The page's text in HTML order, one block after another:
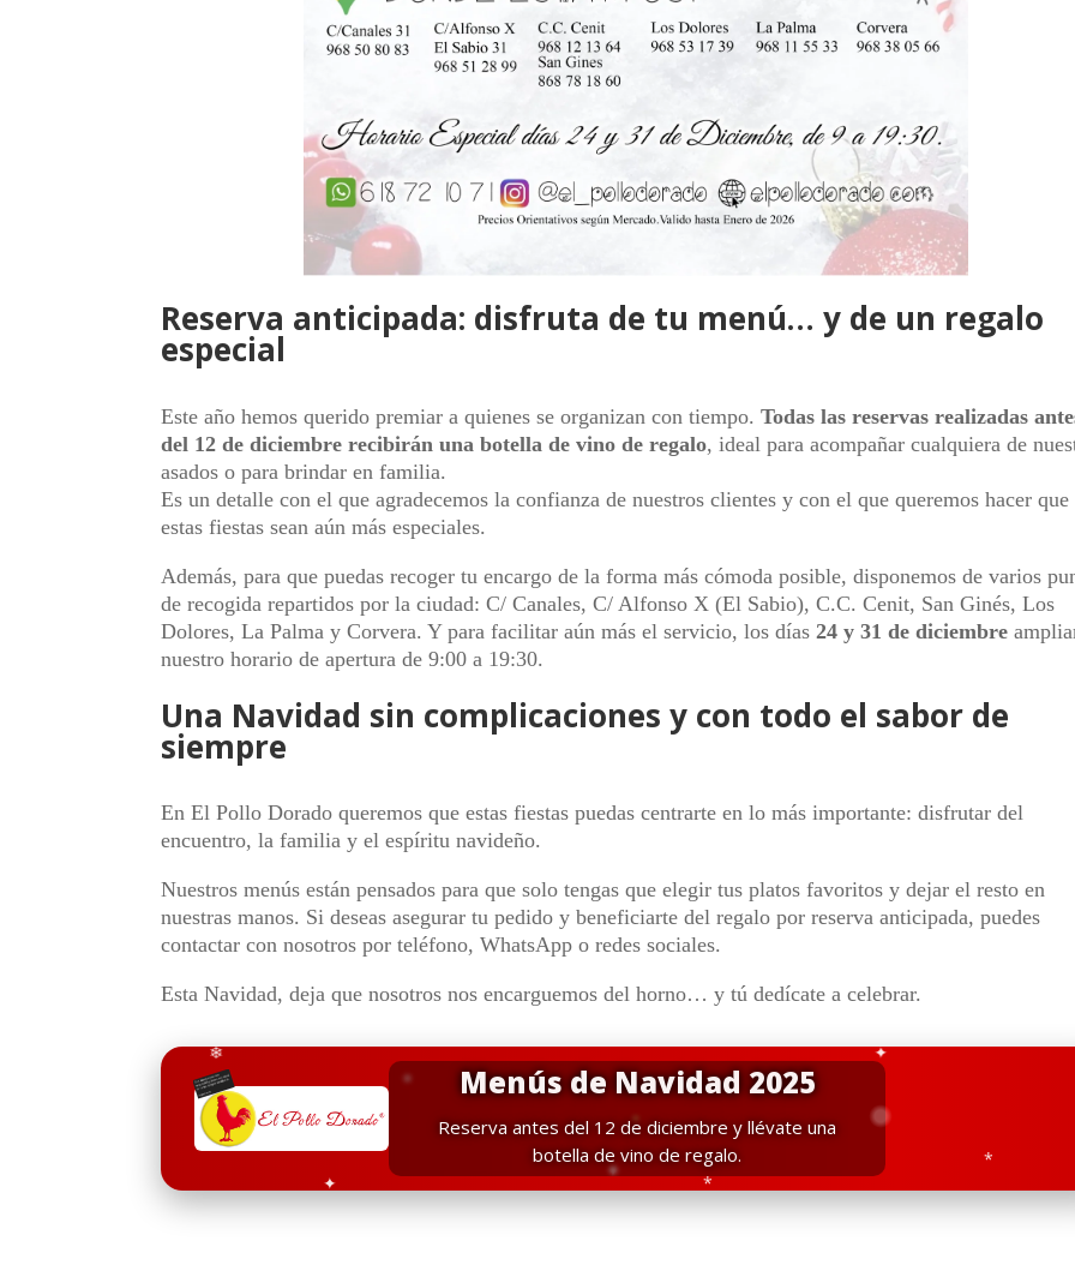
Reserva anticipada: disfruta de tu menú… y de un regalo
especial
Este año hemos querido premiar a quienes se organizan con tiempo.Todas las reservas realizadas
del 12 de diciembre recibirán una botella de vino de regalo, ideal para acompañar cualquiera de
asados o para brindar en familia.
Es un detalle con el que agradecemos la confianza de nuestros clientes y con el que queremos hacer que
estas fiestas sean aún más especiales.
Además, para que puedas recoger tu encargo de la forma más cómoda posible, disponemos de varios
de recogida repartidos por la ciudad: C/ Canales, C/ Alfonso X (El Sabio), C.C. Cenit, San Ginés, Los
Dolores, La Palma y Corvera. Y para facilitar aún más el servicio, los días24 y 31 de diciembre
nuestro horario de apertura de 9:00 a 19:30.
Una Navidad sin complicaciones y con todo el sabor de
siempre
En El Pollo Dorado queremos que estas fiestas puedas centrarte en lo más importante: disfrutar del
encuentro, la familia y el espíritu navideño.
Nuestros menús están pensados para que solo tengas que elegir tus platos favoritos y dejar el resto en
nuestras manos. Si deseas asegurar tu pedido y beneficiarte del regalo por reserva anticipada, puedes
contactar con nosotros por teléfono, WhatsApp o redes sociales.
Esta Navidad, deja que nosotros nos encarguemos del horno… y tú dedícate a celebrar.
❄
❄
✦
❄
Menús de Navidad 2025
Reserva antes del 12 de diciembre y llévate una
botella de vino de regalo.